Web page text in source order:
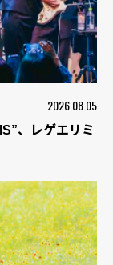
2026.08.05
、レゲエリミ